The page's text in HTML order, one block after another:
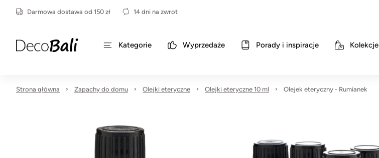
Darmowa dostawa od 150 zł 14 dni na zwrot
Kategorie Wyprzedaże Porady i inspiracje Kolekcje
Strona główna Zapachy do domu Olejki eteryczne Olejki eteryczne 10 ml Olejek eteryczny - Rumianek